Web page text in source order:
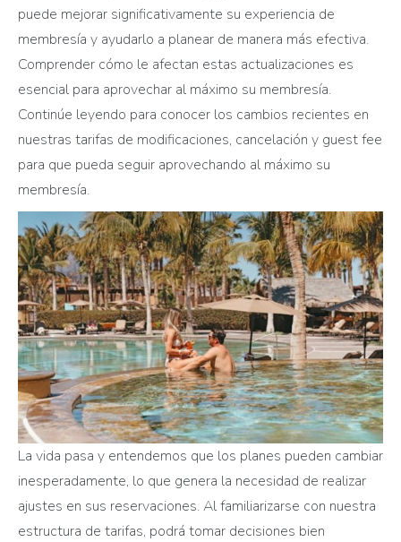
puede mejorar significativamente su experiencia de
membresía y ayudarlo a planear de manera más efectiva.
Comprender cómo le afectan estas actualizaciones es
esencial para aprovechar al máximo su membresía.
Continúe leyendo para conocer los cambios recientes en
nuestras tarifas de modificaciones, cancelación y guest fee
para que pueda seguir aprovechando al máximo su
membresía.
La vida pasa y entendemos que los planes pueden cambiar
inesperadamente, lo que genera la necesidad de realizar
ajustes en sus reservaciones. Al familiarizarse con nuestra
estructura de tarifas, podrá tomar decisiones bien